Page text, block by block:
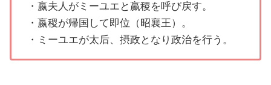
・嬴夫人がミーユエと嬴稷を呼び戻す。
・嬴稷が帰国して即位（昭襄王）。
・ミーユエが太后、摂政となり政治を行う。